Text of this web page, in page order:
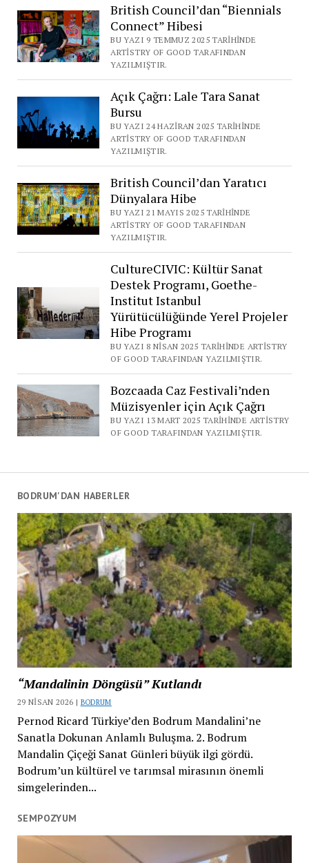
British Council’dan “Biennials
Connect” Hibesi
BU YAZI 9 TEMMUZ 2025 TARIHINDE
ARTISTRY OF GOOD TARAFINDAN
YAZILMIŞTIR.
Açık Çağrı: Lale Tara Sanat
Bursu
BU YAZI 24 HAZIRAN 2025 TARIHINDE
ARTISTRY OF GOOD TARAFINDAN
YAZILMIŞTIR.
British Council’dan Yaratıcı
Dünyalara Hibe
BU YAZI 21 MAYIS 2025 TARIHINDE
ARTISTRY OF GOOD TARAFINDAN
YAZILMIŞTIR.
CultureCIVIC: Kültür Sanat
Destek Programı, Goethe-
Institut Istanbul
Yürütücülüğünde Yerel Projeler
Hibe Programı
BU YAZI 8 NISAN 2025 TARIHINDE ARTISTRY
OF GOOD TARAFINDAN YAZILMIŞTIR.
Bozcaada Caz Festivali’nden
Müzisyenler için Açık Çağrı
BU YAZI 13 MART 2025 TARIHINDE ARTISTRY
OF GOOD TARAFINDAN YAZILMIŞTIR.
BODRUM'DAN HABERLER
“Mandalinin Döngüsü” Kutlandı
29 NISAN 2026 | BODRUM
Pernod Ricard Türkiye’den Bodrum Mandalini’ne
Sanatla Dokunan Anlamlı Buluşma. 2. Bodrum
Mandalin Çiçeği Sanat Günleri büyük ilgi gördü.
Bodrum’un kültürel ve tarımsal mirasının önemli
simgelerinden...
SEMPOZYUM